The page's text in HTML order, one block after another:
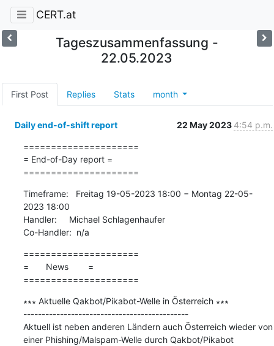
CERT.at
Tageszusammenfassung -
22.05.2023
First Post Replies Stats month
Daily end-of-shift report 22 May 2023 4:54 p.m.
=====================
= End-of-Day report =
=====================
Timeframe:   Freitag 19-05-2023 18:00 − Montag 22-05-
2023 18:00
Handler:     Michael Schlagenhaufer
Co-Handler:  n/a
=====================
=       News        =
=====================
∗∗∗ Aktuelle Qakbot/Pikabot-Welle in Österreich ∗∗∗
---------------------------------------------
Aktuell ist neben anderen Ländern auch Österreich wieder von
einer Phishing/Malspam-Welle durch Qakbot/Pikabot